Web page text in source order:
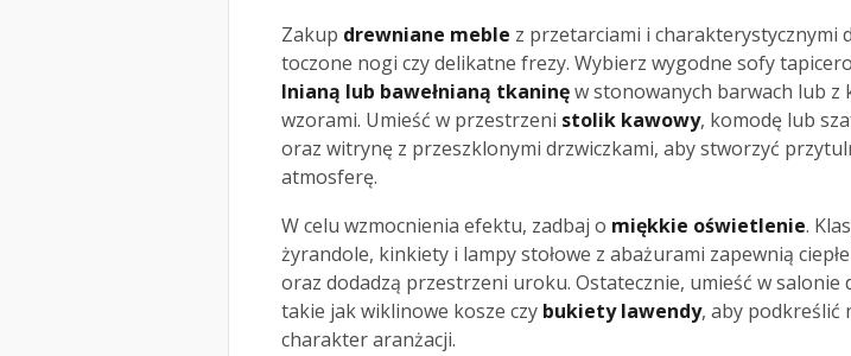
Zakup drewniane meble z przetarciami i charakterystycznymi
toczone nogi czy delikatne frezy. Wybierz wygodne sofy
lnianą lub bawełnianą tkaninęw stonowanych barwach lub z
wzorami. Umieść w przestrzeni stolik kawowy, komodę lub
oraz witrynę z przeszklonymi drzwiczkami, aby stworzyć
atmosferę.
W celu wzmocnienia efektu, zadbaj o miękkie oświetlenie.
żyrandole, kinkiety i lampy stołowe z abażurami zapewnią
oraz dodadzą przestrzeni uroku. Ostatecznie, umieść w salonie
takie jak wiklinowe kosze czy bukiety lawendy, aby podkreślić
charakter aranżacji.